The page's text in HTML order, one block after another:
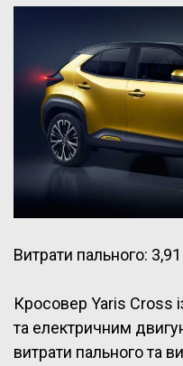
Витрати пального:
Кросовер Yaris Cross
та електричним
витрати пального та